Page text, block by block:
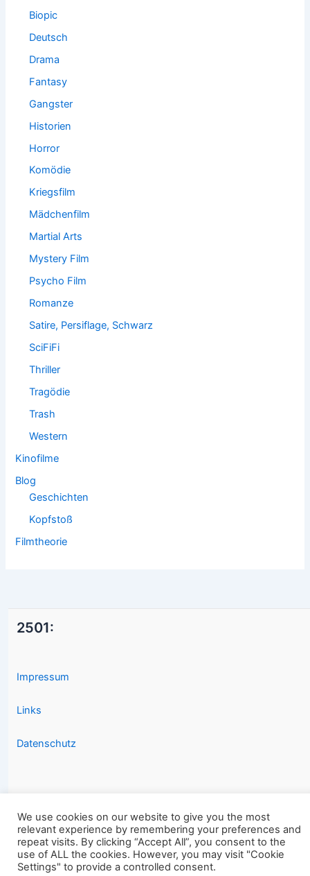
Biopic
Deutsch
Drama
Fantasy
Gangster
Historien
Horror
Komödie
Kriegsfilm
Mädchenfilm
Martial Arts
Mystery Film
Psycho Film
Romanze
Satire, Persiflage, Schwarz
SciFiFi
Thriller
Tragödie
Trash
Western
Kinofilme
Blog
Geschichten
Kopfstoß
Filmtheorie
2501:
Impressum
Links
Datenschutz
Copyright © 2026 2501.eu Gute Filme |
We use cookies on our website to give you the most
relevant experience by remembering your preferences and
repeat visits. By clicking “Accept All”, you consent to the
use of ALL the cookies. However, you may visit "Cookie
Settings" to provide a controlled consent.